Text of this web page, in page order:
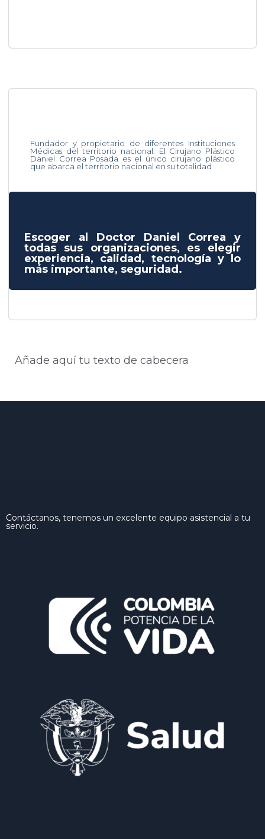
Fundador y propietario de diferentes Instituciones
Médicas del territorio nacional. El Cirujano Plástico
Daniel Correa Posada es el único cirujano plástico
que abarca el territorio nacional en su totalidad
Escoger al Doctor Daniel Correa y
todas sus organizaciones, es elegir
experiencia, calidad, tecnología y lo
más importante, seguridad.
Añade aquí tu texto de cabecera
Contáctanos, tenemos un excelente equipo asistencial a tu
servicio.